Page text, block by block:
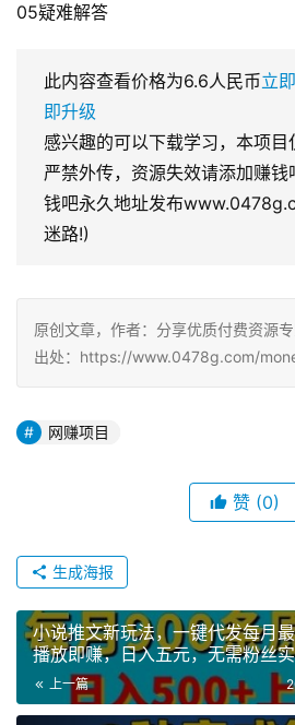
05疑难解答
此内容查看价格为6.6人民币立
即升级
感兴趣的可以下载学习，本项目
严禁外传，资源失效请添加赚
钱吧永久地址发布
迷路!)
原创文章，作者：分享优质付费资源
出处：https://www.0478g.com/
网赚项目
赞 (0)
生成海报
小说推文新玩法，一键代发每月
播放即赚，日入五元，无需粉丝
上一篇